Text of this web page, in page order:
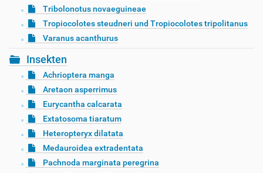
Tribolonotus novaeguineae
Tropiocolotes steudneri und Tropiocolotes tripolitanus
Varanus acanthurus
Insekten
Achrioptera manga
Aretaon asperrimus
Eurycantha calcarata
Extatosoma tiaratum
Heteropteryx dilatata
Medauroidea extradentata
Pachnoda marginata peregrina